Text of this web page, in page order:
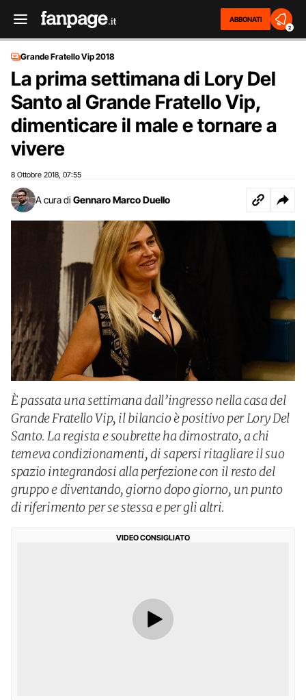
ABBONATI
2
Grande Fratello Vip 2018
La prima settimana di Lory Del
Santo al Grande Fratello Vip,
dimenticare il male e tornare a
vivere
8 Ottobre 2018 07:55
A cura di Gennaro Marco Duello
È passata una settimana dall’ingresso nella casa del
Grande Fratello Vip, il bilancio è positivo per Lory Del
Santo. La regista e soubrette ha dimostrato, a chi
temeva condizionamenti, di sapersi ritagliare il suo
spazio integrandosi alla perfezione con il resto del
gruppo e diventando, giorno dopo giorno, un punto
di riferimento per se stessa e per gli altri.
VIDEO CONSIGLIATO